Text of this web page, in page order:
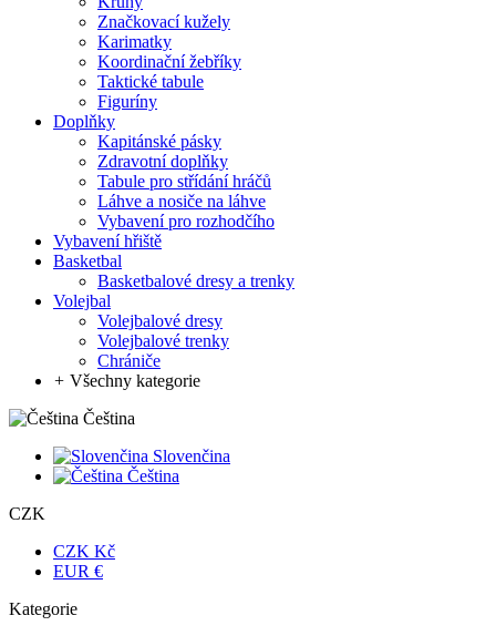
Značkovací kužely
Karimatky
Koordinační žebříky
Taktické tabule
Figuríny
Doplňky
Kapitánské pásky
Zdravotní doplňky
Tabule pro střídání hráčů
Láhve a nosiče na láhve
Vybavení pro rozhodčího
Vybavení hřiště
Basketbal
Basketbalové dresy a trenky
Volejbal
Volejbalové dresy
Volejbalové trenky
Chrániče
+ Všechny kategorie
Čeština
Slovenčina
Čeština
CZK
CZK Kč
EUR €
Kategorie